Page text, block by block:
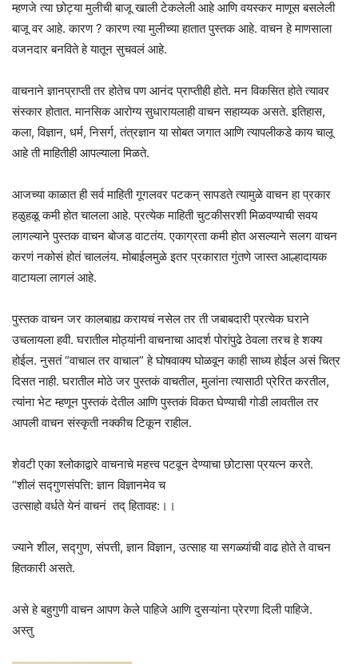
म्हणजे त्या छोट्या मुलीची बाजू खाली टेकलेली आहे आणि वयस्कर माणूस बसलेली
बाजू वर आहे. कारण ? कारण त्या मुलीच्या हातात पुस्तक आहे. वाचन हे माणसाला
वजनदार बनविते हे यातून सुचवलं आहे.
वाचनाने ज्ञानप्राप्ती तर होतेच पण आनंद प्राप्तीही होते. मन विकसित होते त्यावर
संस्कार‌ होतात. मानसिक आरोग्य सुधारायलाही वाचन सहाय्यक असते‌. इतिहास,
कला, विज्ञान, धर्म, निसर्ग, तंत्रज्ञान या सोबत जगात आणि त्यापलीकडे काय चालू
आहे ती माहितीही आपल्याला मिळते.
आजच्या काळात ही सर्व माहिती गूगलवर पटकन् सापडते त्यामुळे वाचन हा प्रकार
हळुहळू कमी होत चालला आहे. प्रत्येक माहिती चुटकीसरशी मिळवण्याची सवय
लागल्याने पुस्तक वाचन बोजड वाटतंय. एकाग्रता कमी होत असल्याने सलग वाचन
करणं नकोसं होतं चाललंय. मोबाईलमुळे इतर प्रकारात गुंतणे जास्त आल्हादायक
वाटायला लागलं आहे.
पुस्तक वाचन जर कालबाह्य करायचं नसेल तर ती जबाबदारी प्रत्येक घराने
उचलायला हवी. घरातील मोठ्यांनी वाचनाचा आदर्श पोरांपुढे ठेवला तरच‌ हे शक्य
होईल. नुसतं “वाचाल तर वाचाल” हे घोषवाक्य घोळवून काही साध्य‌ होईल असं चित्र
दिसत नाही. घरातील मोठे जर पुस्तकं वाचतील, मुलांना त्यासाठी प्रेरित करतील,
त्यांना भेट म्हणून पुस्तकं देतील आणि पुस्तकं विकत घेण्याची‌ गोडी लावतील तर
आपली वाचन संस्कृती नक्कीच टिकून राहील.
शेवटी एका श्लोकाद्वारे वाचनाचे महत्त्व पटवून देण्याचा छोटासा प्रयत्न करते.
“शीलं सद्गुणसंपत्ति: ज्ञान विज्ञानमेव च
उत्साहो वर्धते येनं वाचनं तद् हितावह:।।
ज्याने शील, सद्गुण, संपत्ती, ज्ञान विज्ञान, उत्साह या सगळ्यांची वाढ होते ते वाचन
हितकारी असते.
असे हे बहुगुणी वाचन आपण केले पाहिजे आणि दुसऱ्यांना प्रेरणा दिली पाहिजे.
अस्तु